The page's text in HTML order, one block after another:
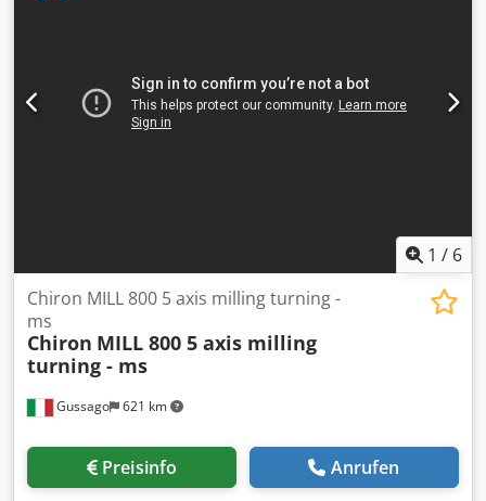
1 / 6
Gussago 621 km
Chiron MILL 800 5 axis milling turning -
ms
Chiron MILL 800 5 axis milling
turning - ms
Preisinfo Anrufen